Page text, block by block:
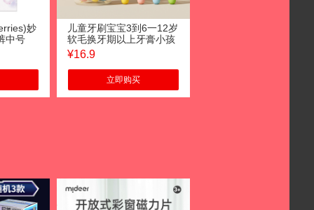
妙
中号
儿童牙刷宝宝3到6一12岁
软毛换牙期以上牙膏小孩
专用学生家庭桶装 【适用
3-12岁】云朵款儿童牙刷
8支
¥16.9
立即购买